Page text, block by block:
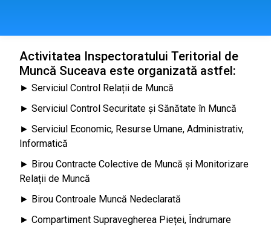
Activitatea Inspectoratului Teritorial de
Muncă Suceava este organizată astfel:
► Serviciul Control Relații de Muncă
► Serviciul Control Securitate și Sănătate în Muncă
► Serviciul Economic, Resurse Umane, Administrativ,
Informatică
► Birou Contracte Colective de Muncă și Monitorizare
Relații de Muncă
► Birou Controale Muncă Nedeclarată
► Compartiment Supravegherea Pieței, Îndrumare